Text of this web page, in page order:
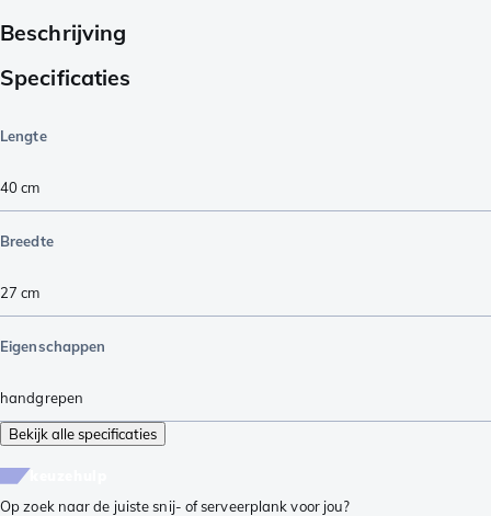
Beschrijving
Specificaties
Lengte
40cm
Breedte
27 cm
Eigenschappen
handgrepen
Bekijk alle specificaties
Op zoek naar de juiste snij- of serveerplank voor jou?